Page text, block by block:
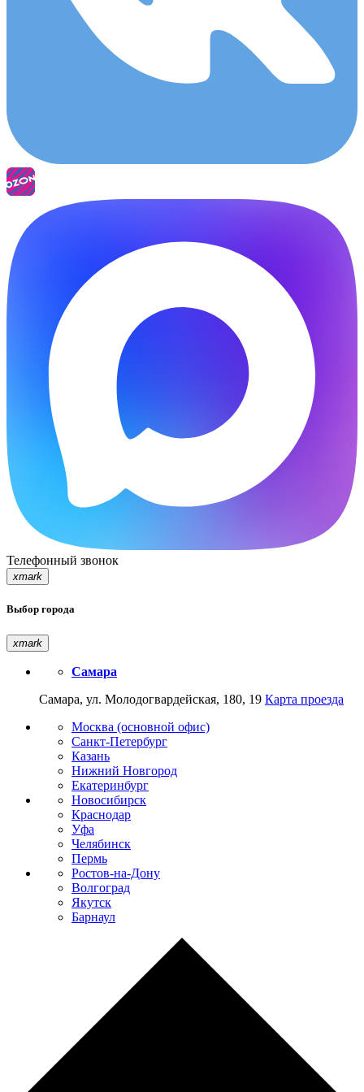
Телефонный звонок
xmark
Выбор города
xmark
Самара
Самара, ул. Молодогвардейская, 180, 19 Карта проезда
Москва (основной офис)
Санкт-Петербург
Казань
Нижний Новгород
Екатеринбург
Новосибирск
Краснодар
Уфа
Челябинск
Пермь
Ростов-на-Дону
Волгоград
Якутск
Барнаул